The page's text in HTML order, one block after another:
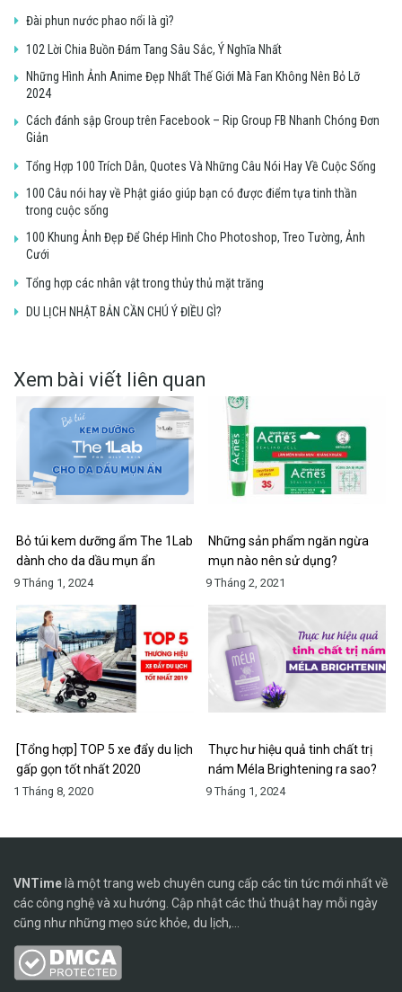
Đài phun nước phao nổi là gì?
102 Lời Chia Buồn Đám Tang Sâu Sắc, Ý Nghĩa Nhất
Những Hình Ảnh Anime Đẹp Nhất Thế Giới Mà Fan Không Nên Bỏ Lỡ
2024
Cách đánh sập Group trên Facebook – Rip Group FB Nhanh Chóng Đơn
Giản
Tổng Hợp 100 Trích Dẫn, Quotes Và Những Câu Nói Hay Về Cuộc Sống
100 Câu nói hay về Phật giáo giúp bạn có được điểm tựa tinh thần
trong cuộc sống
100 Khung Ảnh Đẹp Để Ghép Hình Cho Photoshop, Treo Tường, Ảnh
Cưới
Tổng hợp các nhân vật trong thủy thủ mặt trăng
DU LỊCH NHẬT BẢN CẦN CHÚ Ý ĐIỀU GÌ?
Xem bài viết liên quan
Bỏ túi kem dưỡng ẩm The 1Lab
dành cho da dầu mụn ẩn
9 Tháng 1, 2024
Những sản phẩm ngăn ngừa
mụn nào nên sử dụng?
9 Tháng 2, 2021
[Tổng hợp] TOP 5 xe đẩy du lịch
gấp gọn tốt nhất 2020
1 Tháng 8, 2020
Thực hư hiệu quả tinh chất trị
nám Méla Brightening ra sao?
9 Tháng 1, 2024
VNTimelà một trang web chuyên cung cấp các tin tức mới nhất về
các công nghệ và xu hướng. Cập nhật các thủ thuật hay mỗi ngày
cũng như những mẹo sức khỏe, du lịch,...